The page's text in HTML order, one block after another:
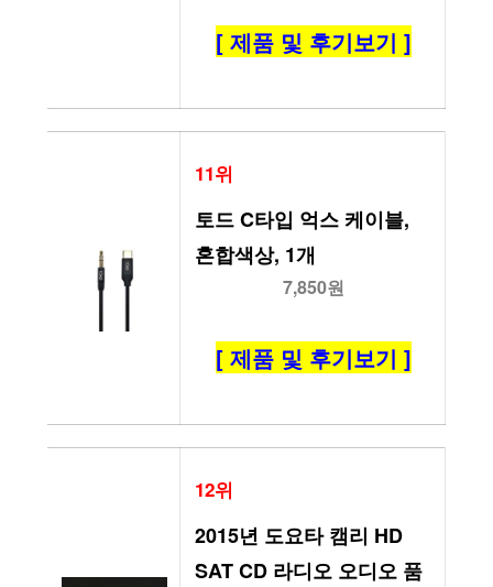
[ 제품 및 후기보기 ]
11위
토드 C타입 억스 케이블,
혼합색상, 1개
7,850원
[ 제품 및 후기보기 ]
12위
2015년 도요타 캠리 HD
SAT CD 라디오 오디오 품